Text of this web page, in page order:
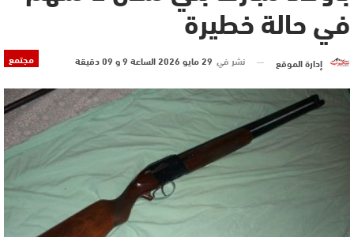
في حالة خطيرة
مجتمع إدارة الموقع نشر في 29 مايو 2026 الساعة 9 و 09 دقيقة